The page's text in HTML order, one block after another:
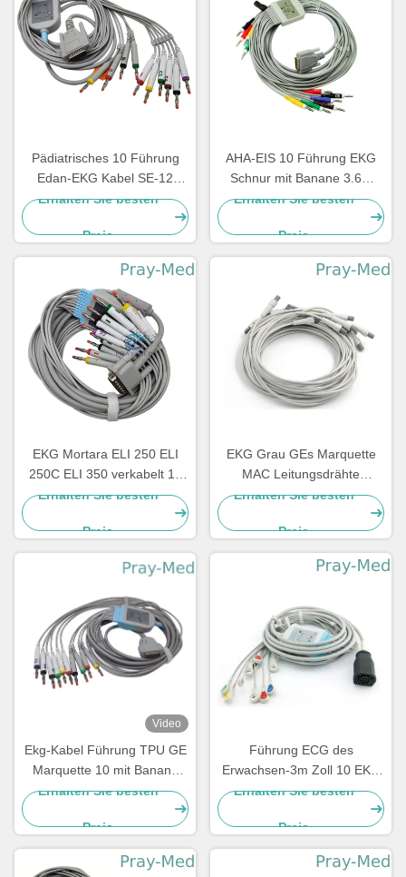
Pädiatrisches 10 Führung
Edan-EKG Kabel SE-12
drücken SE-1200 3.6m TPU
Erhalten Sie besten
Preis
AHA-EIS 10 Führung EKG
Schnur mit Banane 3.6m
Verbindungsstück Newtech
Erhalten Sie besten
Preis
EKG Mortara ELI 250 ELI
250C ELI 350 verkabelt 15
Führung PIN 3.6m 10
Erhalten Sie besten
Preis
EKG Grau GEs Marquette
MAC Leitungsdrähte
420101-002 10 AHA 1.2M
Erhalten Sie besten
Preis
Video
Ekg-Kabel Führung TPU GE
Marquette 10 mit Banane
4,0 2029893-001
Erhalten Sie besten
Preis
Führung ECG des
Erwachsen-3m Zoll 10 EKG
schnürt 15 Pin For M And E
Erhalten Sie besten
Preis